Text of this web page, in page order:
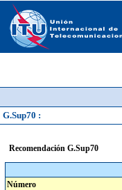
G.Sup70 :
Recomendación G.Sup70
Número